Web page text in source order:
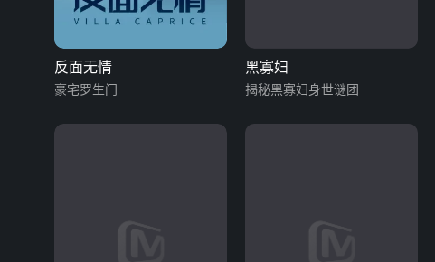
反面无情
豪宅罗生门
黑寡妇
揭秘黑寡妇身世谜团